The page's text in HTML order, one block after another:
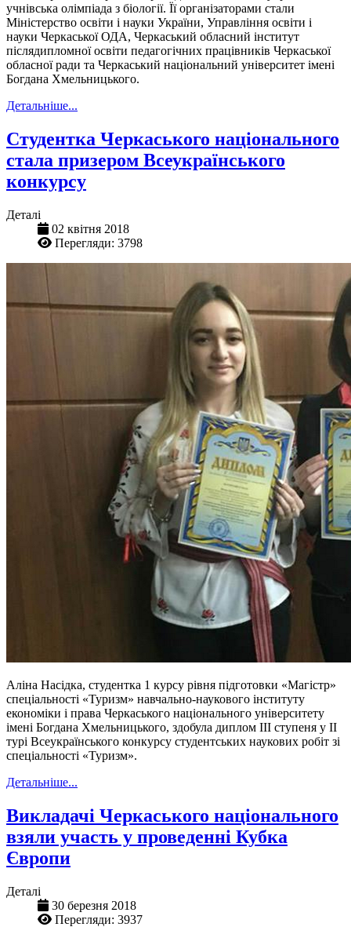
учнівська олімпіада з біології. Її організаторами стали
Міністерство освіти і науки України, Управління освіти і
науки Черкаської ОДА, Черкаський обласний інститут
післядипломної освіти педагогічних працівників Черкаської
обласної ради та Черкаський національний університет імені
Богдана Хмельницького.
Детальніше...
Студентка Черкаського національного
стала призером Всеукраїнського
конкурсу
Деталі
02 квітня 2018
Перегляди: 3798
Аліна Насідка, студентка 1 курсу рівня підготовки «Магістр»
спеціальності «Туризм» навчально-наукового інституту
економіки і права Черкаського національного університету
імені Богдана Хмельницького, здобула диплом ІІІ ступеня у ІІ
турі Всеукраїнського конкурсу студентських наукових робіт зі
спеціальності «Туризм».
Детальніше...
Викладачі Черкаського національного
взяли участь у проведенні Кубка
Європи
Деталі
30 березня 2018
Перегляди: 3937